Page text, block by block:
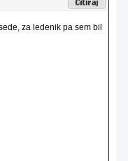
za ledenik pa sem bil